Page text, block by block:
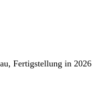
Fertigstellung in 2026